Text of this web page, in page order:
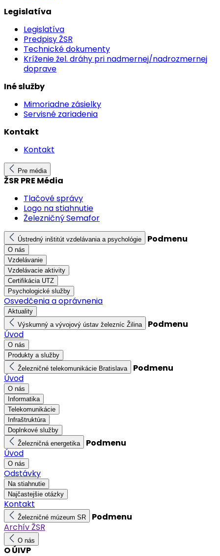
Legislatíva
Legislatíva
Predpisy ŽSR
Technické dokumenty
Kríženie žel. dráhy pri nadmernej/nadrozmernej
doprave
Iné služby
Mimoriadne zásielky
Servisné zariadenia
Kontakt
Kontakt
Pre média
ŽSR PRE Média
Tlačové správy
Logo na stiahnutie
Železničný Semafor
Ústredný inštitút vzdelávania a psychológie Podmenu
O nás
Vzdelávanie
Vzdelávacie aktivity
Certifikácia UTZ
Psychologické služby
Osvedčenia a oprávnenia
Aktuality
Výskumný a vývojový ústav železníc Žilina
Podmenu
Úvod
O nás
Produkty a služby
Železničné telekomunikácie Bratislava
Podmenu
Úvod
O nás
Informatika
Telekomunikácie
Infraštruktúra
Doplnkové služby
Železničná energetika
Podmenu
Úvod
O nás
Odstávky
Na stiahnutie
Najčastejšie otázky
Kontakt
Železničné múzeum SR
Podmenu
Archív ŽSR
O nás
O ÚIVP